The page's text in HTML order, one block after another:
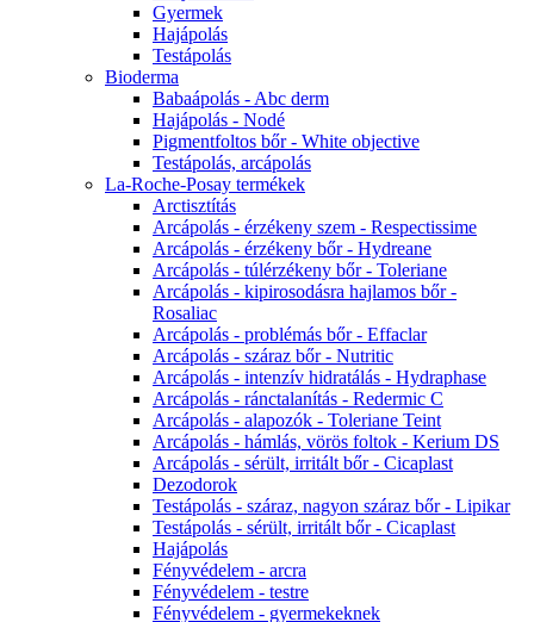
Gyermek
Hajápolás
Testápolás
Bioderma
Babaápolás - Abc derm
Hajápolás - Nodé
Pigmentfoltos bőr - White objective
Testápolás, arcápolás
La-Roche-Posay termékek
Arctisztítás
Arcápolás - érzékeny szem - Respectissime
Arcápolás - érzékeny bőr - Hydreane
Arcápolás - túlérzékeny bőr - Toleriane
Arcápolás - kipirosodásra hajlamos bőr -
Rosaliac
Arcápolás - problémás bőr - Effaclar
Arcápolás - száraz bőr - Nutritic
Arcápolás - intenzív hidratálás - Hydraphase
Arcápolás - ránctalanítás - Redermic C
Arcápolás - alapozók - Toleriane Teint
Arcápolás - hámlás, vörös foltok - Kerium DS
Arcápolás - sérült, irritált bőr - Cicaplast
Dezodorok
Testápolás - száraz, nagyon száraz bőr - Lipikar
Testápolás - sérült, irritált bőr - Cicaplast
Hajápolás
Fényvédelem - arcra
Fényvédelem - testre
Fényvédelem - gyermekeknek